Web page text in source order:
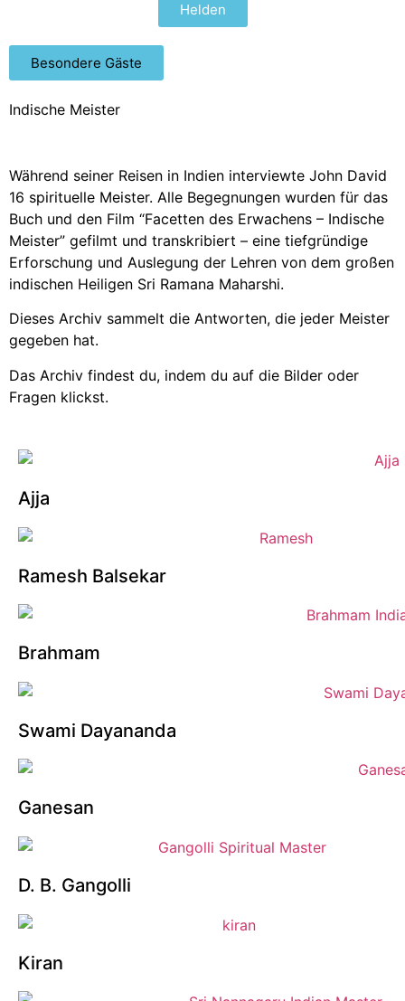
Helden
Besondere Gäste
Indische Meister
Während seiner Reisen in Indien interviewte John David
16 spirituelle Meister. Alle Begegnungen wurden für das
Buch und den Film “Facetten des Erwachens – Indische
Meister” gefilmt und transkribiert – eine tiefgründige
Erforschung und Auslegung der Lehren von dem großen
indischen Heiligen Sri Ramana Maharshi.
Dieses Archiv sammelt die Antworten, die jeder Meister
gegeben hat.
Das Archiv findest du, indem du auf die Bilder oder
Fragen klickst.
Ajja
Ramesh Balsekar
Brahmam
Swami Dayananda
Ganesan
D. B. Gangolli
Kiran